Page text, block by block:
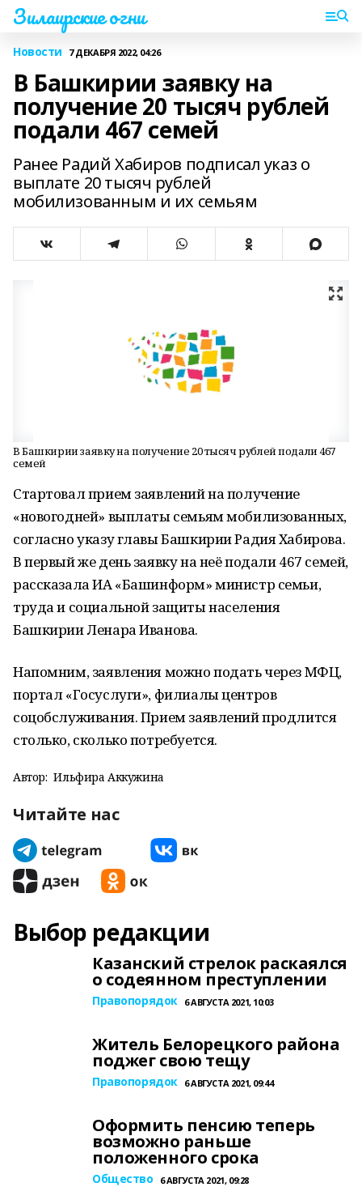
Зилаирские огни
Новости 7 ДЕКАБРЯ 2022, 04:26
В Башкирии заявку на
получение 20 тысяч рублей
подали 467 семей
Ранее Радий Хабиров подписал указ о
выплате 20 тысяч рублей
мобилизованным и их семьям
В Башкирии заявку на получение 20 тысяч рублей подали 467
семей
Стартовал прием заявлений на получение
«новогодней» выплаты семьям мобилизованных,
согласно указу главы Башкирии Радия Хабирова.
В первый же день заявку на неё подали 467 семей,
рассказала ИА «Башинформ» министр семьи,
труда и социальной защиты населения
Башкирии Ленара Иванова.
Напомним, заявления можно подать через МФЦ,
портал «Госуслуги», филиалы центров
соцобслуживания. Прием заявлений продлится
столько, сколько потребуется.
Автор: Ильфира Аккужина
Читайте нас
Выбор редакции
Казанский стрелок раскаялся
о содеянном преступлении
Правопорядок 6 АВГУСТА 2021, 10:03
Житель Белорецкого района
поджег свою тещу
Правопорядок 6 АВГУСТА 2021, 09:44
Оформить пенсию теперь
возможно раньше
положенного срока
Общество 6 АВГУСТА 2021, 09:28